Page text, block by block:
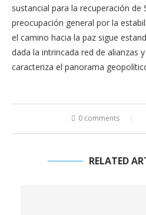
sustancial para la recuperación de
preocupación general por la
el camino hacia la paz sigue
dada la intrincada red de alianzas
caracteriza el panorama
0 comments
RELATED